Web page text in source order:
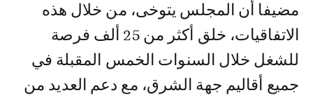
مضيفا أن المجلس يتوخى، من خلال هذه
الاتفاقيات، خلق أكثر من 25 ألف فرصة
للشغل خلال السنوات الخمس المقبلة في
جميع أقاليم جهة الشرق، مع دعم العديد من